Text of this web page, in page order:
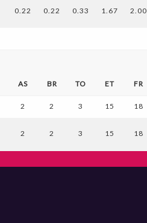
0.22 0.22 0.33 1.67 2.00
AS BR TO ET FR
2 2 3 15 18
2 2 3 15 18